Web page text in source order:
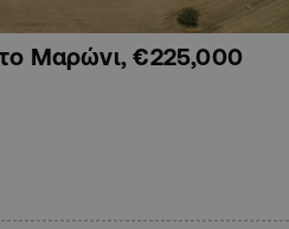
Μαρώνι, €225,000